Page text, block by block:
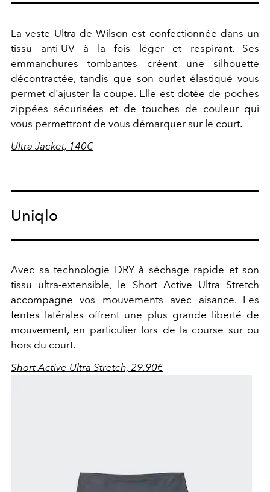
La veste Ultra de Wilson est confectionnée dans un
tissu anti-UV à la fois léger et respirant. Ses
emmanchures tombantes créent une silhouette
décontractée, tandis que son ourlet élastiqué vous
permet d'ajuster la coupe. Elle est dotée de poches
zippées sécurisées et de touches de couleur qui
vous permettront de vous démarquer sur le court.
Ultra Jacket, 140€
Uniqlo
Avec sa technologie DRY à séchage rapide et son
tissu ultra-extensible, le Short Active Ultra Stretch
accompagnevos mouvements avec aisance. Les
fentes latérales offrent une plus grande liberté de
mouvement, en particulier lors de la course sur ou
hors du court.
Short Active Ultra Stretch, 29.90€